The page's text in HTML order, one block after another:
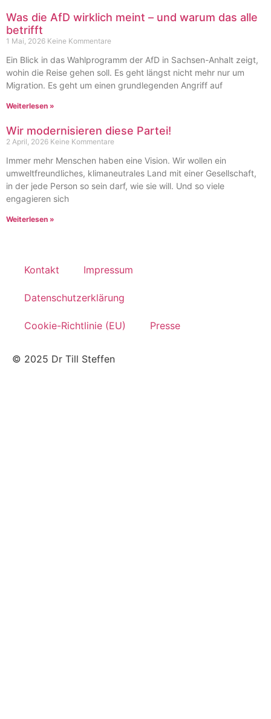
Was die AfD wirklich meint – und warum das alle
betrifft
1 Mai, 2026 Keine Kommentare
Ein Blick in das Wahlprogramm der AfD in Sachsen-Anhalt zeigt,
wohin die Reise gehen soll. Es geht längst nicht mehr nur um
Migration. Es geht um einen grundlegenden Angriff auf
Weiterlesen »
Wir modernisieren diese Partei!
2 April, 2026 Keine Kommentare
Immer mehr Menschen haben eine Vision. Wir wollen ein
umweltfreundliches, klimaneutrales Land mit einer Gesellschaft,
in der jede Person so sein darf, wie sie will. Und so viele
engagieren sich
Weiterlesen »
Kontakt Impressum
Datenschutzerklärung
Cookie-Richtlinie (EU) Presse
© 2025 Dr Till Steffen